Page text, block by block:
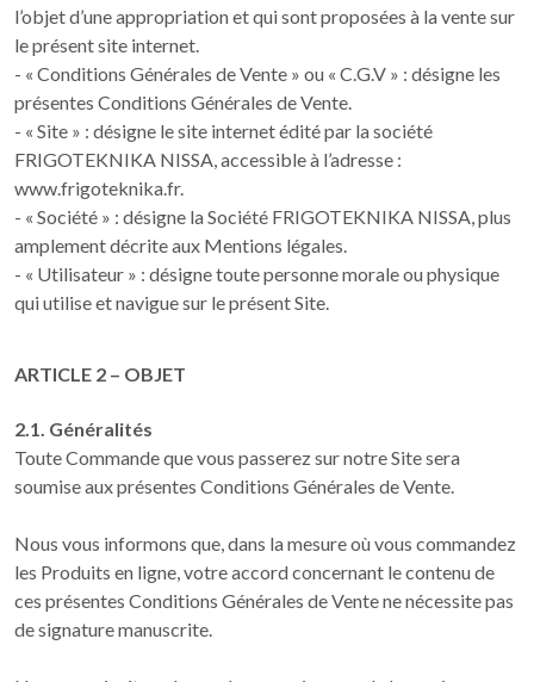
l’objet d’une appropriation et qui sont proposées à la vente sur
le présent site internet.
- « Conditions Générales de Vente » ou « C.G.V » : désigne les
présentes Conditions Générales de Vente.
- « Site » : désigne le site internet édité par la société
FRIGOTEKNIKA NISSA, accessible à l’adresse :
www.frigoteknika.fr.
- « Société » : désigne la Société FRIGOTEKNIKA NISSA, plus
amplement décrite aux Mentions légales.
- « Utilisateur » : désigne toute personne morale ou physique
qui utilise et navigue sur le présent Site.
ARTICLE 2 – OBJET
2.1. Généralités
Toute Commande que vous passerez sur notre Site sera
soumise aux présentes Conditions Générales de Vente.
Nous vous informons que, dans la mesure où vous commandez
les Produits en ligne, votre accord concernant le contenu de
ces présentes Conditions Générales de Vente ne nécessite pas
de signature manuscrite.